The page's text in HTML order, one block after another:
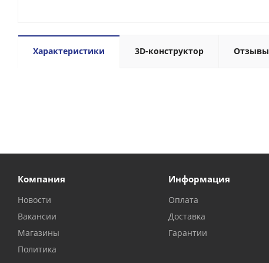
Характеристики 3D-конструктор Отзывы
Компания
Новости
Вакансии
Магазины
Политика
Информация
Оплата
Доставка
Гарантии